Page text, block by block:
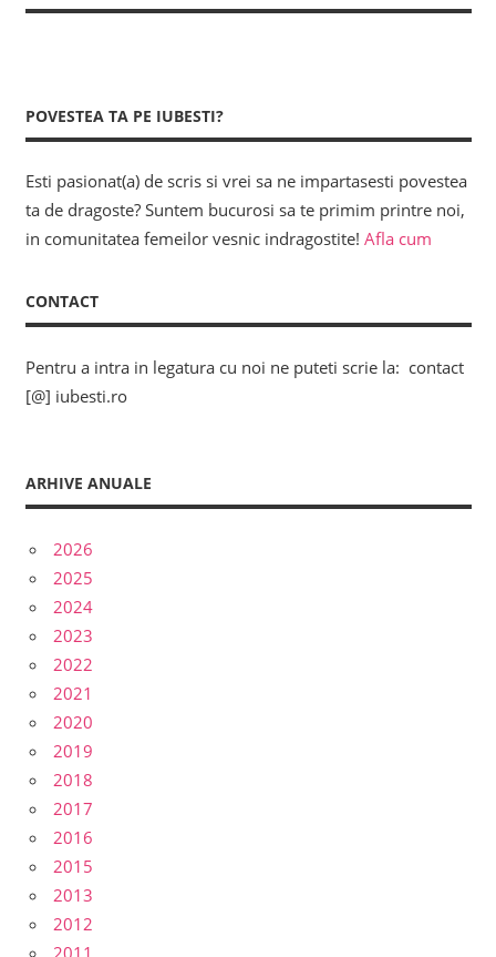
POVESTEA TA PE IUBESTI?
Esti pasionat(a) de scris si vrei sa ne impartasesti povestea
ta de dragoste? Suntem bucurosi sa te primim printre noi,
in comunitatea femeilor vesnic indragostite! Afla cum
CONTACT
Pentru a intra in legatura cu noi ne puteti scrie la: contact
[@] iubesti.ro
ARHIVE ANUALE
2026
2025
2024
2023
2022
2021
2020
2019
2018
2017
2016
2015
2013
2012
2011